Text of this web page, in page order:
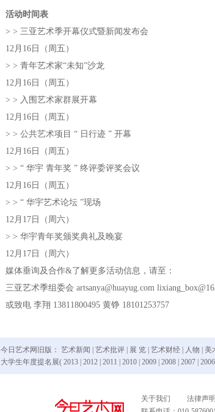
活动时间表
> > 三亚艺术季开幕仪式暨新闻发布会
12月16日（周五）
> > 青年艺术家“未知”沙龙
12月16日（周五）
> > 入围艺术家群展开幕
12月16日（周五）
> > 公共艺术项目 “ 日行迹 ” 开幕
12月16日（周五）
> > “ 华宇 青年奖 ” 终评委评奖会议
12月16日（周五）
> > “ 华宇艺术论坛 ”现场
12月17日（周六）
> > 华宇青年奖颁奖典礼及晚宴
12月17日（周六）
媒体垂询及合作&了解更多活动信息，请至：
三亚艺术季组委会 artsanya@huayug.com
或致电 李翔 13811800495 黄铮 18101253757
今日艺术网旧版： 艺术新闻 艺术批评 展 览 艺术财经 人物 美
大学生年度提名展( 2013 2012 2011 2010 2009 2008 2007 2006
关于我们 法律声明